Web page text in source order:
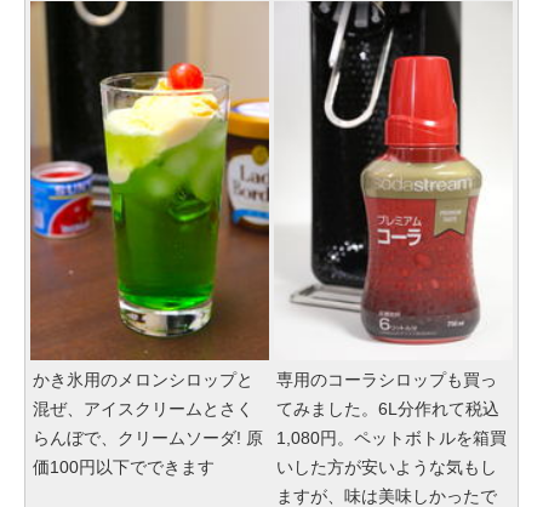
かき氷用のメロンシロップと
混ぜ、アイスクリームとさく
らんぼで、クリームソーダ! 原
価100円以下でできます
専用のコーラシロップも買っ
てみました。6L分作れて税込
1,080円。ペットボトルを箱買
いした方が安いような気もし
ますが、味は美味しかったで